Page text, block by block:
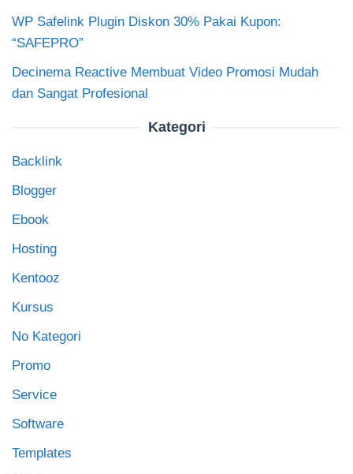
WP Safelink Plugin Diskon 30% Pakai Kupon:
“SAFEPRO”
Decinema Reactive Membuat Video Promosi Mudah
dan Sangat Profesional
Kategori
Backlink
Blogger
Ebook
Hosting
Kentooz
Kursus
No Kategori
Promo
Service
Software
Templates